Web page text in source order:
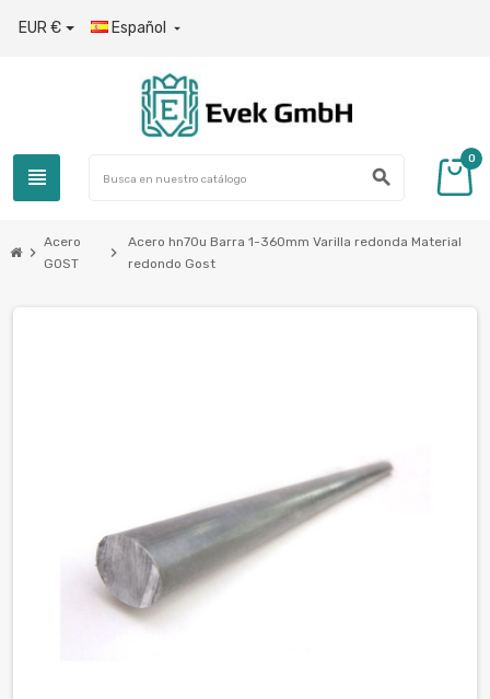
EUR € Español 
view_headline search
0
chevron_right
Acero
GOST
chevron_right
Acero hn70u Barra 1-360mm Varilla redonda Material
redondo Gost